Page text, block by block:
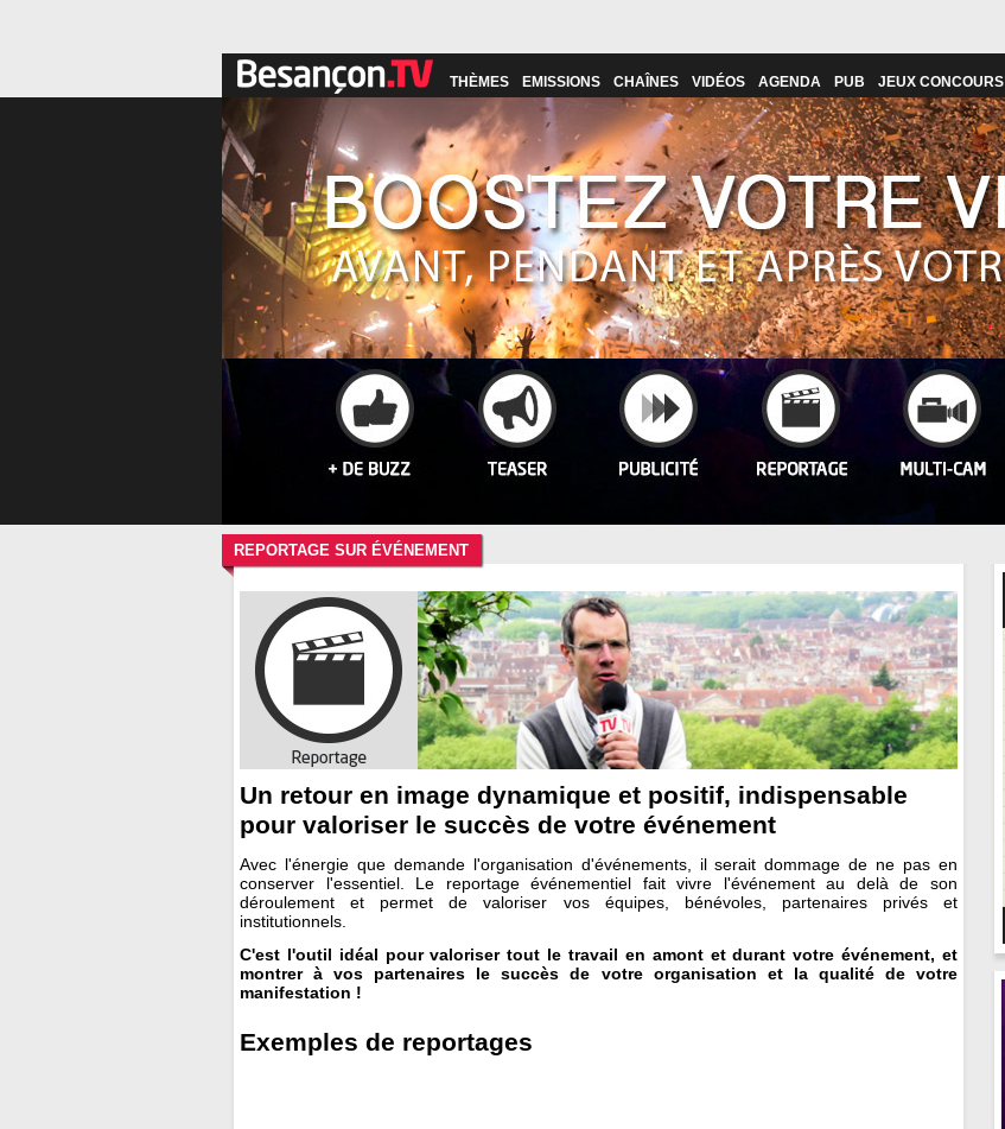
THÈMES EMISSIONS CHAÎNES VIDÉOS AGENDA PUB JEUX CONCOURS
REPORTAGE SUR ÉVÉNEMENT
Un retour en image dynamique et positif, indispensable
pour valoriser le succès de votre événement
Avec l'énergie que demande l'organisation d'événements, il serait dommage de ne pas en
conserver l'essentiel. Le reportage événementiel fait vivre l'événement au delà de son
déroulement et permet de valoriser vos équipes, bénévoles, partenaires privés et
institutionnels.
C'est l'outil idéal pour valoriser tout le travail en amont et durant votre événement, et
montrer à vos partenaires le succès de votre organisation et la qualité de votre
manifestation !
Exemples de reportages